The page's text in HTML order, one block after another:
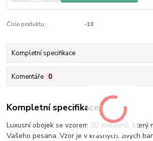
Číslo produktu: -10
Kompletní specifikace
Komentáře 0
Kompletní specifikace
Luxusní obojek se vzorem 3D melounů, který
Vašeho pesana. Vzor je v krásných, živých